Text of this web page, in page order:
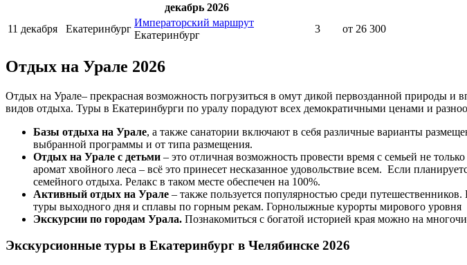
декабрь 2026
11 декабря
Екатеринбург
Императорский маршрут
Екатеринбург
3 от 26 300
Отдых на Урале 2026
Отдых на Урале– прекрасная возможность погрузиться в омут дикой первозданной природы и
видов отдыха. Туры в Екатеринбурги по уралу порадуют всех демократичными ценами и
Базы отдыха на Урале, а также санатории включают в себя различные варианты
выбранной программы и от типа размещения.
Отдых на Урале с детьми – это отличная возможность провести время с семьей не
аромат хвойного леса – всё это принесет несказанное удовольствие всем. Если
семейного отдыха. Релакс в таком месте обеспечен на 100%.
Активный отдых на Урале – также пользуется популярностью среди
туры выходного дня и сплавы по горным рекам. Горнолыжные курорты мирового уровня
Экскурсии по городам Урала. Познакомиться с богатой историей края можно на
Экскурсионные туры в Екатеринбург в Челябинске 2026